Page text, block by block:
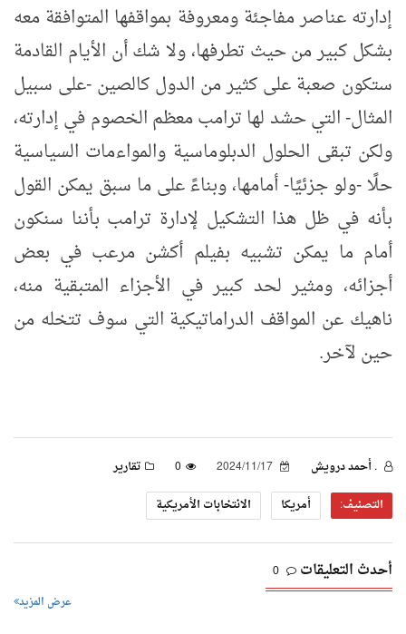
إدارته عناصر مفاجئة ومعروفة بمواقفها المتوافقة معه
بشكل كبير من حيث تطرفها، ولا شك أن الأيام القادمة
ستكون صعبة على كثير من الدول كالصين -على سبيل
المثال- التي حشد لها ترامب معظم الخصوم في إدارته،
ولكن تبقى الحلول الدبلوماسية والمواءمات السياسية
حلًا -ولو جزئيًا- أمامها، وبناءً على ما سبق يمكن القول
بأنه في ظل هذا التشكيل لإدارة ترامب بأننا سنكون
أمام ما يمكن تشبيه بفيلم أكشن مرعب في بعض
أجزائه، ومثير لحد كبير في الأجزاء المتبقية منه،
ناهيك عن المواقف الدراماتيكية التي سوف تتخله من
حين لآخر.
. أحمد درويش 0
تقارير
التصنيف:
أمريكا الانتخابات الأمريكية
أحدث التعليقات 0
عرض المزيد